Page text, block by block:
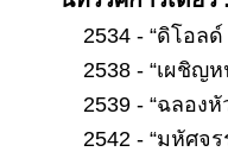
2534 - “ดิโอล
2538 - “เผชิญ
2539 - “ฉลอง
2542 - “มหัศจ